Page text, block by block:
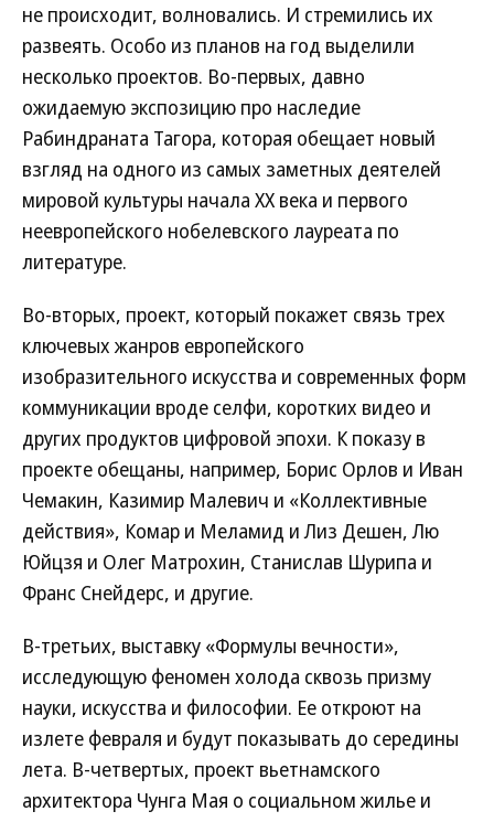
не происходит, волновались. И стремились их
развеять. Особо из планов на год выделили
несколько проектов. Во-первых, давно
ожидаемую экспозицию про наследие
Рабиндраната Тагора, которая обещает новый
взгляд на одного из самых заметных деятелей
мировой культуры начала XX века и первого
неевропейского нобелевского лауреата по
литературе.
Во-вторых, проект, который покажет связь трех
ключевых жанров европейского
изобразительного искусства и современных форм
коммуникации вроде селфи, коротких видео и
других продуктов цифровой эпохи. К показу в
проекте обещаны, например, Борис Орлов и Иван
Чемакин, Казимир Малевич и «Коллективные
действия», Комар и Меламид и Лиз Дешен, Лю
Юйцзя и Олег Матрохин, Станислав Шурипа и
Франс Снейдерс, и другие.
В-третьих, выставку «Формулы вечности»,
исследующую феномен холода сквозь призму
науки, искусства и философии. Ее откроют на
излете февраля и будут показывать до середины
лета. В-четвертых, проект вьетнамского
архитектора Чунга Мая о социальном жилье и